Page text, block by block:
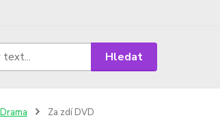
Hledat
Drama Za zdí DVD